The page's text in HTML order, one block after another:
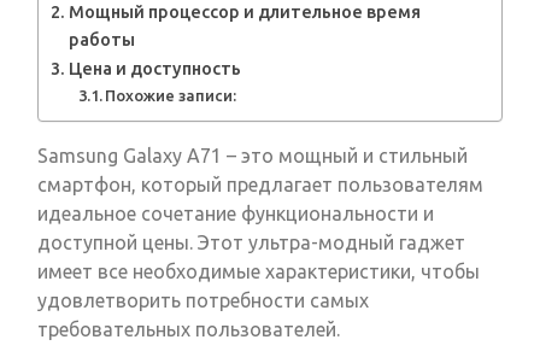
Мощный процессор и длительное время
работы
Цена и доступность
Похожие записи:
Samsung Galaxy A71 – это мощный и стильный
смартфон, который предлагает пользователям
идеальное сочетание функциональности и
доступной цены. Этот ультра-модный гаджет
имеет все необходимые характеристики, чтобы
удовлетворить потребности самых
требовательных пользователей.